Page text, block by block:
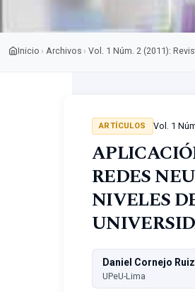
Inicio › Archivos › Vol. 1 Núm. 2 (2011):
ARTÍCULOS Vol. 1
REDES
NIVELES
Daniel Cornejo Ruiz
UPeU-Lima